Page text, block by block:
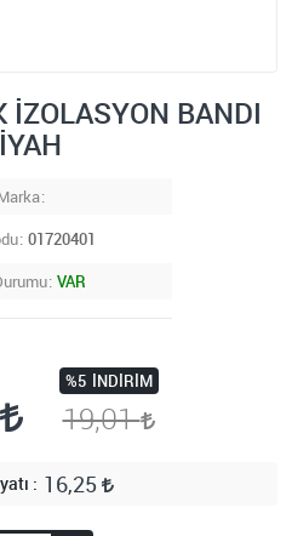
İZOLASYON BANDI
01720401
VAR
%5 İNDIRIM
19,01
16,25